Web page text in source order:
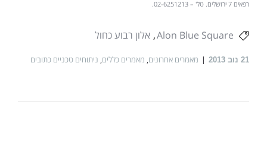
רפאים 7 ירושלים. טל' – 02-6251213.
Alon Blue Square אלון רבוע כחול
21 נוב 2013 מאמרים אחרונים, מאמרים כללים, ניתוחים טכניים כתובים